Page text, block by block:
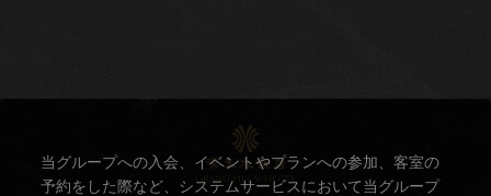
当グループへの入会、イベントやプランへの参加、客室の
予約をした際など、システムサービスにおいて当グループ